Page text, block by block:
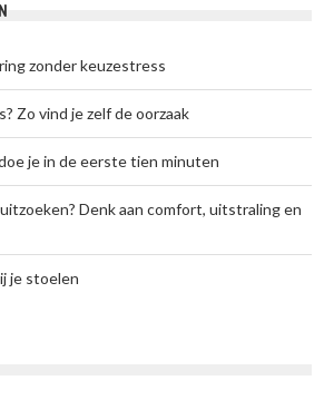
zonder keuzestress
Zo vind je zelf de oorzaak
je in de eerste tien minuten
Denk aan comfort, uitstraling en
je stoelen